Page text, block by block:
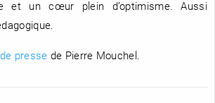
et un cœur plein d’optimisme. Aussi
presse de Pierre Mouchel.